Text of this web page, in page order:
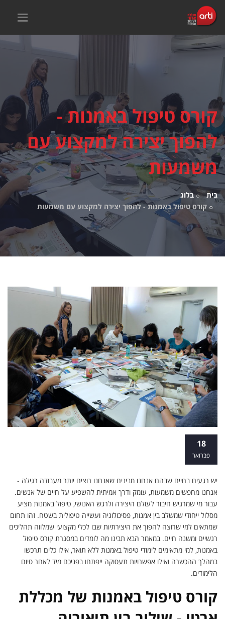
קורס טיפול באמנות -
להפוך יצירה למקצוע עם
משמעות
בית
בלוג
קורס טיפול באמנות - להפוך יצירה למקצוע עם משמעות
18
פברואר
יש רגעים בחיים שבהם אנחנו מבינים שאנחנו רוצים יותר מעבודה רגילה -
אנחנו מחפשים משמעות, עומק ודרך אמיתית להשפיע על חיים של אנשים.
עבור מי שמרגיש חיבור לעולם היצירה ולרגש האנושי, טיפול באמנות מציע
מסלול ייחודי שמשלב בין אמנות, פסיכולוגיה ועשייה טיפולית בשטח. זהו תחום
שמתאים למי שרוצה להפוך את היצירתיות שבו לכלי מקצועי שמלווה תהליכים
רגשיים ומשנה חיים. במאמר הבא תבינו מה לומדים במסגרת קורס טיפול
באמנות, למי מתאימים לימודי טיפול באמנות ללא תואר, אילו כלים תרכשו
במהלך ההכשרה ואילו אפשרויות תעסוקה ייפתחו בפניכם מיד לאחר סיום
הלימודים.
קורס טיפול באמנות של מכללת